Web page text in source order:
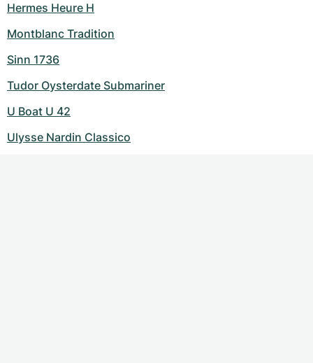
Hermes Heure H
Montblanc Tradition
Sinn 1736
Tudor Oysterdate Submariner
U Boat U 42
Ulysse Nardin Classico